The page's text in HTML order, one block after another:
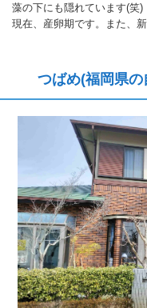
藻の下にも隠れています(笑)
現在、産卵期です。また、
つばめ(福岡県